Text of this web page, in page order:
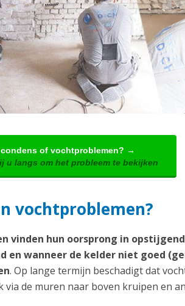
of vochtproblemen? →
u langs om het probleem te bekijken
vochtproblemen?
vinden hun oorsprong in
en wanneer de kelder niet goed
. Op lange termijn beschadigt dat
via de muren naar boven kruipen en